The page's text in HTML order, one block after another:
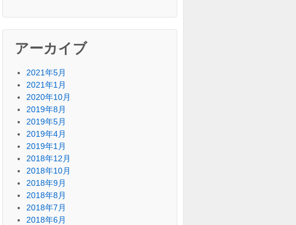
アーカイブ
2021年5月
2021年1月
2020年10月
2019年8月
2019年5月
2019年4月
2019年1月
2018年12月
2018年10月
2018年9月
2018年8月
2018年7月
2018年6月